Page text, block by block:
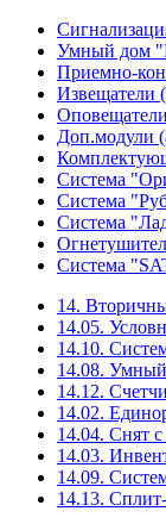
Умный дом
Приемно-
Извещатели
Доп.модули
Система
Система
Система
Система
14.
14.05.
14.10.
14.08.
14.12.
14.02.
14.04. Снят
14.03.
14.09.
14.13.